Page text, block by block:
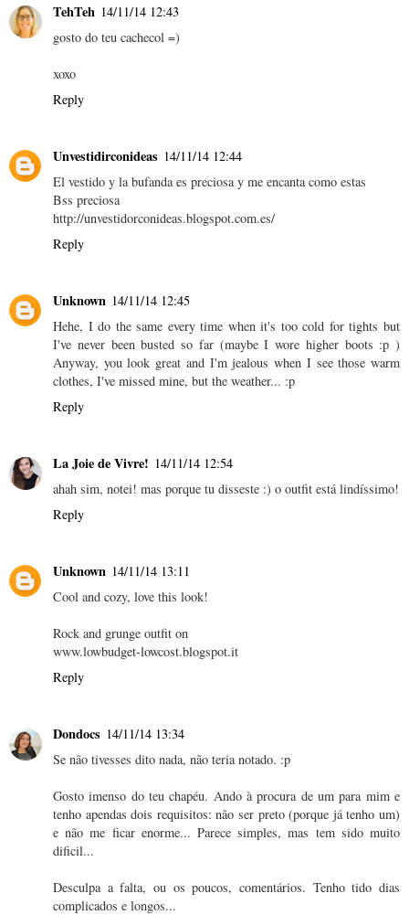
TehTeh 14/11/14 12:43
gosto do teu cachecol =)
xoxo
Reply
Unvestidirconideas 14/11/14 12:44
El vestido y la bufanda es preciosa y me encanta como estas
Bss preciosa
http://unvestidorconideas.blogspot.com.es/
Reply
Unknown 14/11/14 12:45
Hehe, I do the same every time when it's too cold for tights but
I've never been busted so far (maybe I wore higher boots :p )
Anyway, you look great and I'm jealous when I see those warm
clothes, I've missed mine, but the weather... :p
Reply
La Joie de Vivre! 14/11/14 12:54
ahah sim, notei! mas porque tu disseste :) o outfit está lindíssimo!
Reply
Unknown 14/11/14 13:11
Cool and cozy, love this look!
Rock and grunge outfit on
www.lowbudget-lowcost.blogspot.it
Reply
Dondocs 14/11/14 13:34
Se não tivesses dito nada, não teria notado. :p
Gosto imenso do teu chapéu. Ando à procura de um para mim e
tenho apendas dois requisitos: não ser preto (porque já tenho um)
e não me ficar enorme... Parece simples, mas tem sido muito
dificil...
Desculpa a falta, ou os poucos, comentários. Tenho tido dias
complicados e longos...